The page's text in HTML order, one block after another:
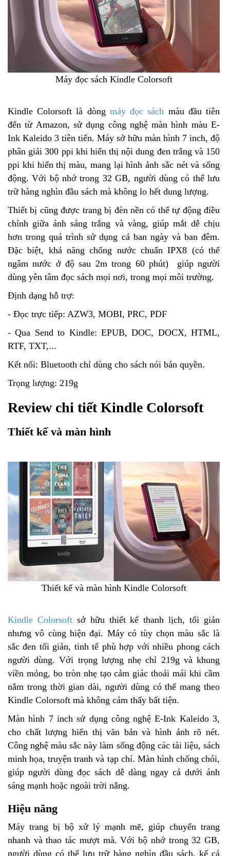
Máy đọc sách Kindle Colorsoft
Kindle Colorsoft là dòng máy đọc sách màu đầu tiên
đến từ Amazon, sử dụng công nghệ màn hình màu E-
Ink Kaleido 3 tiên tiến. Máy sở hữu màn hình 7 inch, độ
phân giải 300 ppi khi hiển thị nội dung đen trắng và 150
ppi khi hiển thị màu, mang lại hình ảnh sắc nét và sống
động. Với bộ nhớ trong 32 GB, người dùng có thể lưu
trữ hàng nghìn đầu sách mà không lo hết dung lượng.
Thiết bị cũng được trang bị đèn nền có thể tự động điều
chỉnh giữa ánh sáng trắng và vàng, giúp mắt dễ chịu
hơn trong quá trình sử dụng cả ban ngày và ban đêm.
Đặc biệt, khả năng chống nước chuẩn IPX8 (có thể
ngâm nước ở độ sau 2m trong 60 phút) giúp người
dùng yên tâm đọc sách mọi nơi, trong mọi môi trường.
Định dạng hỗ trợ:
- Đọc trực tiếp: AZW3, MOBI, PRC, PDF
- Qua Send to Kindle: EPUB, DOC, DOCX, HTML,
RTF, TXT,...
Kết nối: Bluetooth chỉ dùng cho sách nói bản quyền.
Trọng lượng: 219g
Review chi tiết Kindle Colorsoft
Thiết kế và màn hình
Thiết kế và màn hình Kindle Colorsoft
Kindle Colorsoftsở hữu thiết kế thanh lịch, tối giản
nhưng vô cùng hiện đại. Máy có tùy chọn màu sắc là
sắc đen tối giản, tinh tế phù hợp với nhiều phong cách
người dùng. Với trọng lượng nhẹ chỉ 219g và khung
viền mỏng, bo tròn nhẹ tạo cảm giác thoải mái khi cầm
nắm trong thời gian dài, người dùng có thể mang theo
Kindle Colorsoft mà không cảm thấy bất tiện.
Màn hình 7 inch sử dụng công nghệ E-Ink Kaleido 3,
cho chất lượng hiển thị văn bản và hình ảnh rõ nét.
Công nghệ màu sắc này làm sống động các tài liệu, sách
minh họa, truyện tranh và tạp chí. Màn hình chống chói,
giúp người dùng đọc sách dễ dàng ngay cả dưới ánh
sáng mạnh hoặc ngoài trời nắng.
Hiệu năng
Máy trang bị bộ xử lý mạnh mẽ, giúp chuyển trang
nhanh và thao tác mượt mà. Với bộ nhớ trong 32 GB,
người dùng có thể lưu trữ hàng nghìn đầu sách, kể cả